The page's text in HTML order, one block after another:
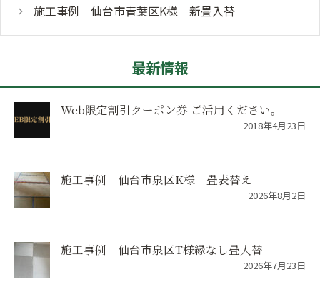
施工事例 仙台市青葉区K様 新畳入替
最新情報
Web限定割引クーポン券 ご活用ください。
2018年4月23日
施工事例 仙台市泉区K様 畳表替え
2026年8月2日
施工事例 仙台市泉区T様縁なし畳入替
2026年7月23日